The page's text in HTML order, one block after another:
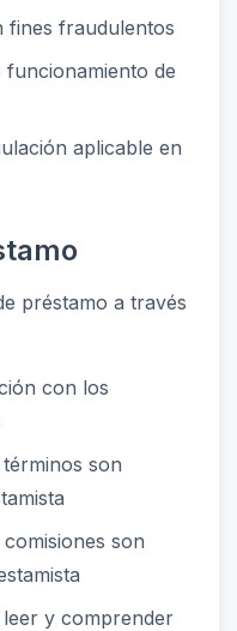
fines fraudulentos
de
aplicable en
préstamo a través
con los
son
son
y comprender